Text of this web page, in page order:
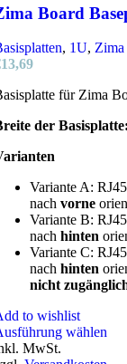
Die
Board
, 1U, Zima
13,69
für Zima
der
Variante A:
nach vorne
Variante B:
nach hinten
Variante C:
nach hinten
nicht
to wishlist
wählen
MwSt.